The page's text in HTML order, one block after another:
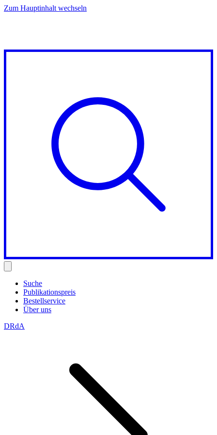
Zum Hauptinhalt wechseln
Suche
Publikationspreis
Bestellservice
Über uns
DRdA